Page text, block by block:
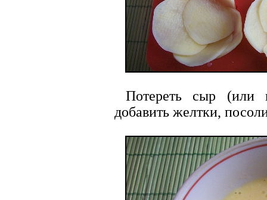
Потереть сыр (или
добавить желтки,